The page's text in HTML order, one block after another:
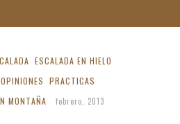
ESCALADA EN HIELO
OPINIONES PRACTICAS
MONTAÑA
febrero, 2013